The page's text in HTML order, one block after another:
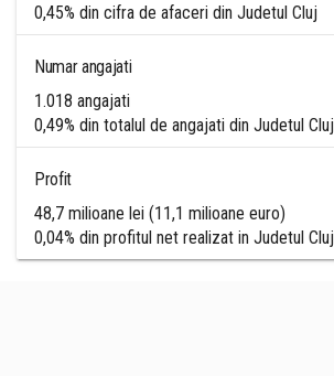
0,45% din cifra de afaceri din Judetul Cluj
Numar angajati
1.018 angajati
0,49% din totalul de angajati din Judetul Cluj
Profit
48,7 milioane lei (11,1 milioane euro)
0,04% din profitul net realizat in Judetul Cluj